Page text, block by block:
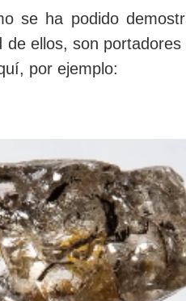
se ha podido
de ellos, son
por ejemplo: